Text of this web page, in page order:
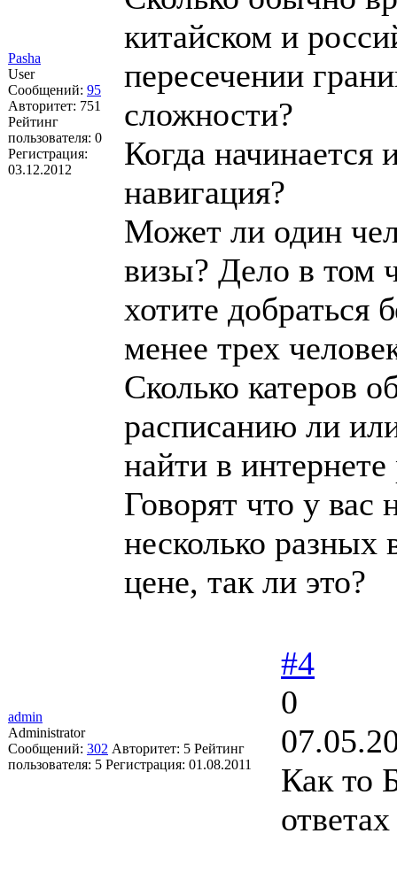
Pasha
User
Сообщений: 95
Авторитет: 751
Рейтинг
пользователя: 0
Регистрация:
03.12.2012
китайском и
пересечении
сложности?
Когда начинается
навигация?
Может ли один
визы? Дело в том
хотите добраться
менее трех
Сколько катеров
расписанию ли
найти в интернете
Говорят что у
несколько разных
цене, так ли это?
admin
Administrator
Сообщений: 302 Авторитет: 5 Рейтинг
пользователя: 5 Регистрация: 01.08.2011
#4
0
Как то